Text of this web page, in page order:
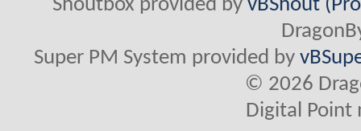
Shoutbox provided byvBShout
Super PM System provided by
© 2026
Digital